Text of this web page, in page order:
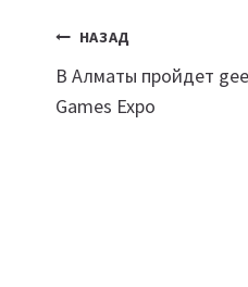
Навигация
по
НАЗАД
В Алматы пройдет
Games Expo